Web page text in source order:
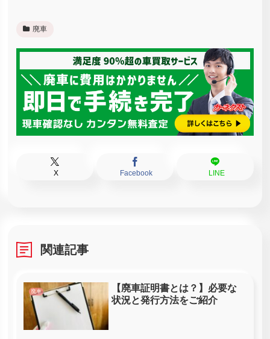
廃車
X Facebook LINE
関連記事
廃車
【廃車証明書とは？】必要な
状況と発行方法をご紹介